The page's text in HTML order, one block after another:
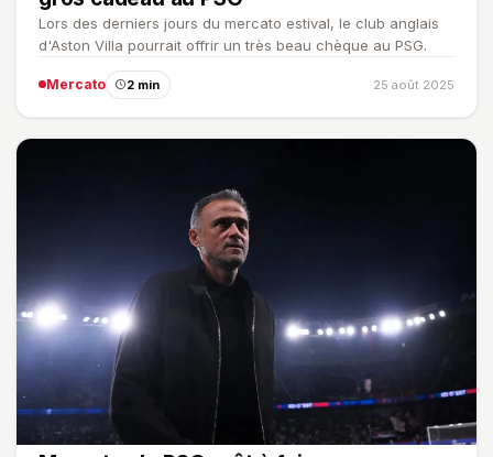
Lors des derniers jours du mercato estival, le club anglais
d'Aston Villa pourrait offrir un très beau chèque au PSG.
Mercato 2 min 25 août 2025